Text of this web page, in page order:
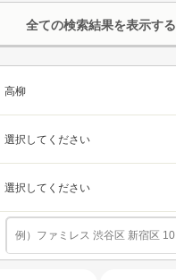
全ての検索結果を表示する
高柳
選択してください
選択してください